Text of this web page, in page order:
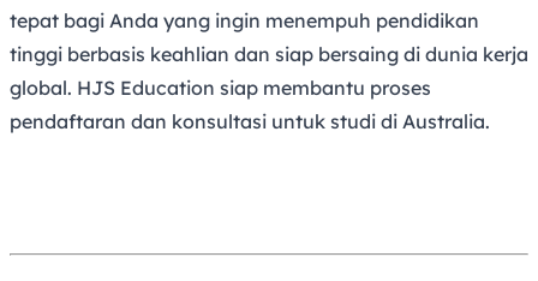
tepat bagi Anda yang ingin menempuh pendidikan
tinggi berbasis keahlian dan siap bersaing di dunia kerja
global. HJS Education siap membantu proses
pendaftaran dan konsultasi untuk studi di Australia.